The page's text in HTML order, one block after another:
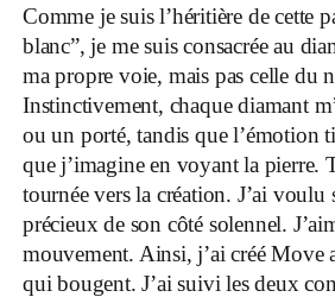
Comme je suis l’héritière de cette
blanc”, je me suis consacrée au
ma propre voie, mais pas celle du
Instinctivement, chaque diamant
ou un porté, tandis que l’émotion
que j’imagine en voyant la pierre.
tournée vers la création. J’ai voulu
précieux de son côté solennel.
mouvement. Ainsi, j’ai créé Move
qui bougent. J’ai suivi les deux